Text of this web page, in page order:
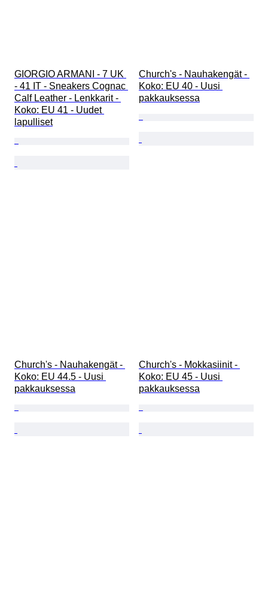
GIORGIO ARMANI - 7 UK
- 41 IT - Sneakers Cognac
Calf Leather - Lenkkarit -
Koko: EU 41 - Uudet
lapulliset
Church's - Nauhakengät -
Koko: EU 40 - Uusi
pakkauksessa
Church's - Nauhakengät -
Koko: EU 44.5 - Uusi
pakkauksessa
Church's - Mokkasiinit -
Koko: EU 45 - Uusi
pakkauksessa